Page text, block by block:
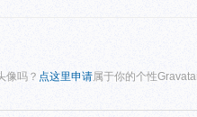
像吗？ 点这里申请 属于你的个性